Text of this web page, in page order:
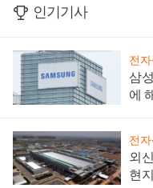
인기기사
전자
삼
에
전자
외
현